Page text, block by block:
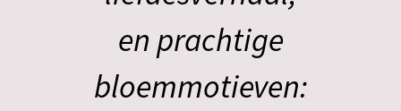
en prachtige
bloemmotieven: